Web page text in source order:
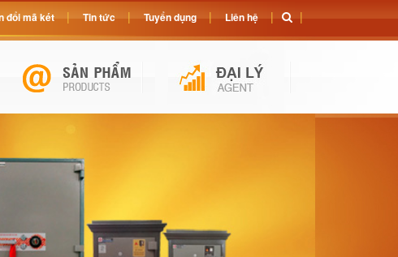
đổi mã két Tin tức Tuyển dụng Liên hệ